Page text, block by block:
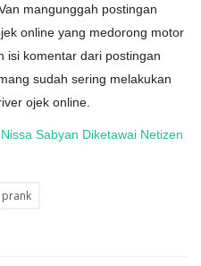
mangunggah postingan
online yang medorong motor
isi komentar dari postingan
sudah sering melakukan
ojek online.
Sabyan Diketawai Netizen
prank